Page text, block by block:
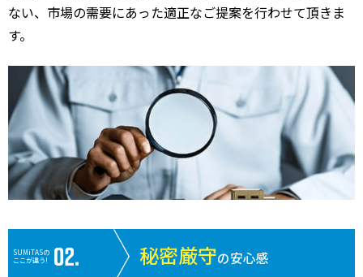
ない、市場の需要にあった適正なご提案を行わせて頂きま
す。
SUMiTASの
ここが違う!
秘密厳守の安心感